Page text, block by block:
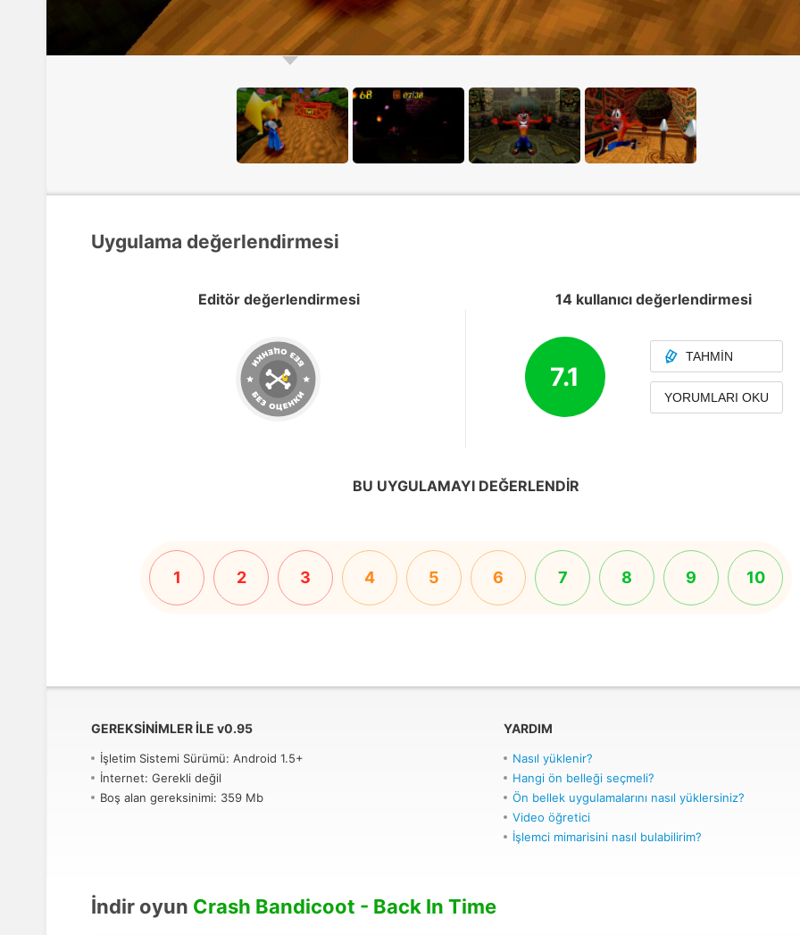
Uygulama değerlendirmesi
Editör değerlendirmesi 14 kullanıcı değerlendirmesi
7.1
TAHMIN
YORUMLARI OKU
BU UYGULAMAYI DEĞERLENDIR
1 2 3 4 5 6 7 8 9 10
GEREKSINIMLER ILE v0.95
İşletim Sistemi Sürümü: Android 1.5+
İnternet: Gerekli değil
Boş alan gereksinimi: 359 Mb
YARDIM
Nasıl yüklenir?
Hangi ön belleği seçmeli?
Ön bellek uygulamalarını nasıl yüklersiniz?
Video öğretici
İşlemci mimarisini nasıl bulabilirim?
İndir oyun Crash Bandicoot - Back In Time